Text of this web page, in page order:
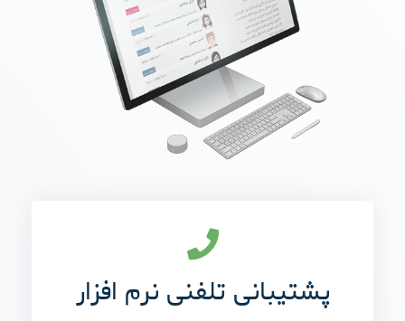
پشتیبانی تلفنی نرم افزار